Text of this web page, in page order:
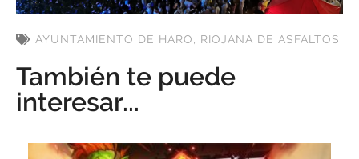
AYUNTAMIENTO DE HARO, RIOJANA DE ASFALTOS
También te puede
interesar...